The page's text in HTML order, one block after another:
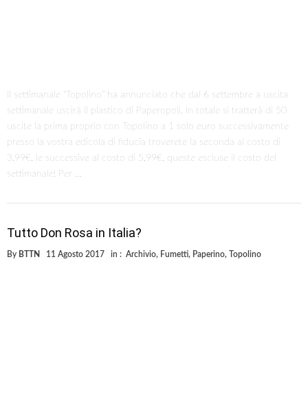
Il settimanale “Topolino” ha annunciato che dal 6 settembre a uscita
settimanale uscirà il plastico di Paperopoli. In totale si tratterà di 50
uscite la prima proprio con Topolino a 1 solo euro successivamente
presso la vostra edicola di fiducia troverete la seconda al costo di
3,99€, le successive al costo di 5,99€, queste escluse il costo del
settimanale! Per …
Tutto Don Rosa in Italia?
By BTTN 11 Agosto 2017 in : Archivio, Fumetti, Paperino, Topolino